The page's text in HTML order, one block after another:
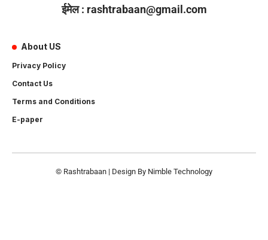
ईमेल : rashtrabaan@gmail.com
About US
Privacy Policy
Contact Us
Terms and Conditions
E-paper
© Rashtrabaan | Design By Nimble Technology